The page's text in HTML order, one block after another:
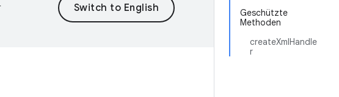
Geschützte
Methoden
createXmlHandle
r